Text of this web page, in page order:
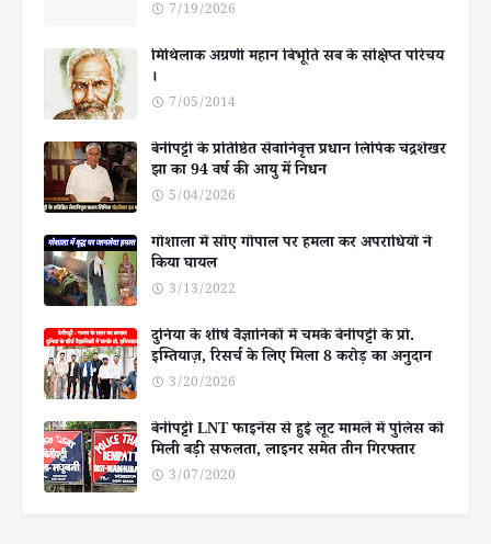
7/19/2026
मिथिलाक अग्रणी महान बिभूति सब के संक्षिप्त परिचय
।
7/05/2014
बेनीपट्टी के प्रतिष्ठित सेवानिवृत्त प्रधान लिपिक चंद्रशेखर
झा का 94 वर्ष की आयु में निधन
5/04/2026
गोशाला में सोए गोपाल पर हमला कर अपराधियों ने
किया घायल
3/13/2022
दुनिया के शीर्ष वैज्ञानिकों में चमके बेनीपट्टी के प्रो.
इम्तियाज़, रिसर्च के लिए मिला 8 करोड़ का अनुदान
3/20/2026
बेनीपट्टी LNT फाइनेंस से हुई लूट मामले में पुलिस को
मिली बड़ी सफलता, लाइनर समेत तीन गिरफ्तार
3/07/2020